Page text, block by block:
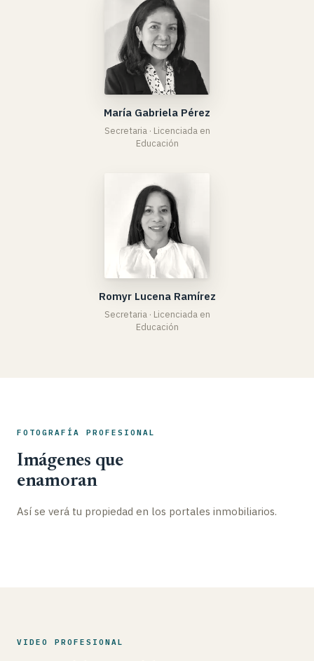
María Gabriela Pérez
Secretaria · Licenciada en
Educación
Romyr Lucena Ramírez
Secretaria · Licenciada en
Educación
FOTOGRAFÍA PROFESIONAL
Imágenes que
enamoran
Así se verá tu propiedad en los portales inmobiliarios.
VIDEO PROFESIONAL